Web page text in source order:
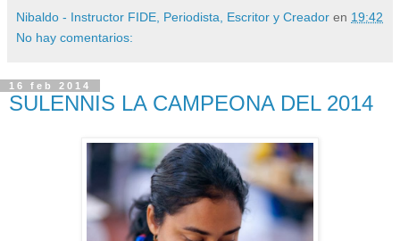
Nibaldo - Instructor FIDE, Periodista, Escritor y Creador en 19:42
No hay comentarios:
16 feb 2014
SULENNIS LA CAMPEONA DEL 2014